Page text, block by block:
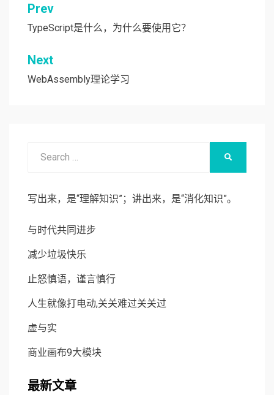
文
章
导
航
Prev
TypeScript是什么，为什么要使用它？
Next
WebAssembly理论学习
写出来，是“理解知识”；讲出来，是“消化知识”。
与时代共同进步
减少垃圾快乐
止怒慎语，谨言慎行
人生就像打电动,关关难过关关过
虚与实
商业画布9大模块
最新文章